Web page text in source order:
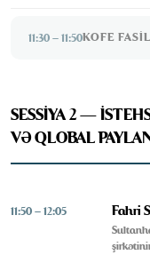
11:30 – 11:50KOFE
SESSİYA 2 —
VƏ QLOBAL
11:50 – 12:05 Fahri